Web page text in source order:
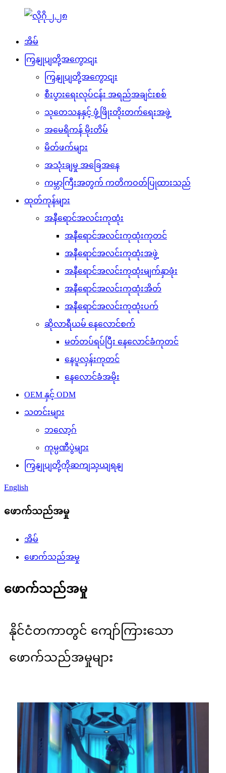
အိမ်
ကြှနျုပျတို့အကွောငျး
ကြှနျုပျတို့အကွောငျး
စီးပွားရေးလုပ်ငန်း အရည်အချင်းစစ်
သုတေသနနှင့် ဖွံ့ဖြိုးတိုးတက်ရေးအဖွဲ့
အမေရိကန် မိုးတိမ်
မိတ်ဖက်များ
အသုံးချမှု အခြေအနေ
ကမ္ဘာကြီးအတွက် ကတိကဝတ်ပြုထားသည်
ထုတ်ကုန်များ
အနီရောင်အလင်းကုထုံး
အနီရောင်အလင်းကုထုံးကုတင်
အနီရောင်အလင်းကုထုံးအဖွဲ့
အနီရောင်အလင်းကုထုံးမျက်နှာဖုံး
အနီရောင်အလင်းကုထုံးအိတ်
အနီရောင်အလင်းကုထုံးပက်
ဆိုလာရီယမ် နေလောင်စက်
မတ်တပ်ရပ်ပြီး နေလောင်ခံကုတင်
နေပူလှန်းကုတင်
နေလောင်ခံအမိုး
OEM နှင့် ODM
သတင်းများ
ဘလော့ဂ်
ကုမ္ပဏီပွဲများ
ကြှနျုပျတို့ကိုဆကျသှယျရနျ
English
ဖောက်သည်အမှု
အိမ်
ဖောက်သည်အမှု
ဖောက်သည်အမှု
နိုင်ငံတကာတွင် ကျော်ကြားသော
ဖောက်သည်အမှုများ